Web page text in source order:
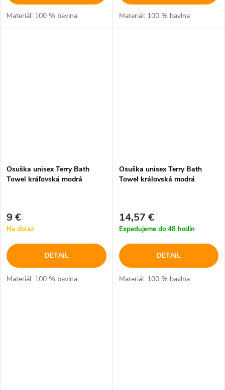
Materiál: 100 % bavlna Materiál: 100 % bavlna
Osuška unisex Terry Bath
Towel kráľovská modrá
9 €
Na dotaz
DETAIL
Materiál: 100 % bavlna
Osuška unisex Terry Bath
Towel kráľovská modrá
14,57 €
Expedujeme do 48 hodín
DETAIL
Materiál: 100 % bavlna